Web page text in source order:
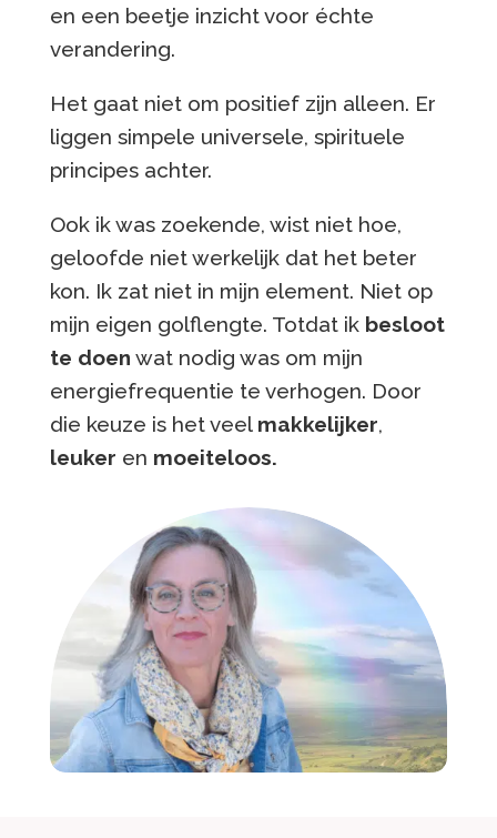
en een beetje inzicht voor échte
verandering.
Het gaat niet om positief zijn alleen. Er
liggen simpele universele, spirituele
principes achter.
Ook ik was zoekende, wist niet hoe,
geloofde niet werkelijk dat het beter
kon. Ik zat niet in mijn element. Niet op
mijn eigen golflengte. Totdat ik besloot
te doen wat nodig was om mijn
energiefrequentie te verhogen. Door
die keuze is het veel makkelijker,
leuker en moeiteloos.